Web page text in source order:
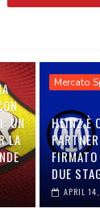
UN
LA
Mercato
HEINZ È
DUE
APRIL